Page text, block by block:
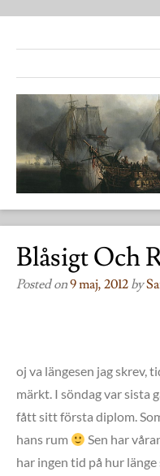
Blåsigt Och
Posted on9 maj, 2012 by
oj va längesen jag skrev,
märkt. I söndag var sista
fått sitt första diplom.
hans rum
Sen har
har ingen tid på hur